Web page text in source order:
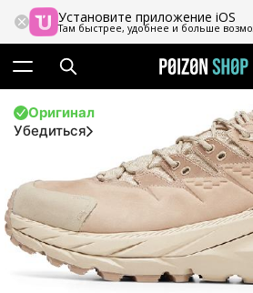
Установите приложение iOS
Там быстрее, удобнее и больше
Оригинал
Убедиться